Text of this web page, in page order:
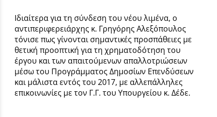
Ιδιαίτερα για τη σύνδεση του νέου λιμένα, ο
αντιπεριφερειάρχης κ. Γρηγόρης Αλεξόπουλος
τόνισε πως γίνονται σημαντικές προσπάθειες με
θετική προοπτική για τη χρηματοδότηση του
έργου και των απαιτούμενων απαλλοτριώσεων
μέσω του Προγράμματος Δημοσίων Επενδύσεων
και μάλιστα εντός του 2017, με αλλεπάλληλες
επικοινωνίες με τον Γ.Γ. του Υπουργείου κ. Δέδε.